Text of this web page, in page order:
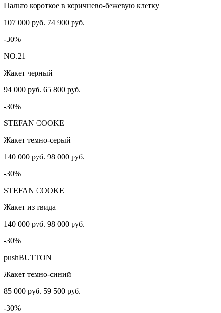
Пальто короткое в коричнево-бежевую клетку
107 000 руб. 74 900 руб.
-30%
NO.21
Жакет черный
94 000 руб. 65 800 руб.
-30%
STEFAN COOKE
Жакет темно-серый
140 000 руб. 98 000 руб.
-30%
STEFAN COOKE
Жакет из твида
140 000 руб. 98 000 руб.
-30%
pushBUTTON
Жакет темно-синий
85 000 руб. 59 500 руб.
-30%